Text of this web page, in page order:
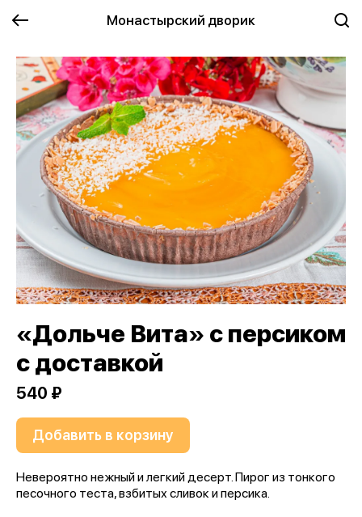
Монастырский дворик
«Дольче Вита» с персиком
с доставкой
540 ₽
Добавить в корзину
Невероятно нежный и легкий десерт. Пирог из тонкого
песочного теста, взбитых сливок и персика.